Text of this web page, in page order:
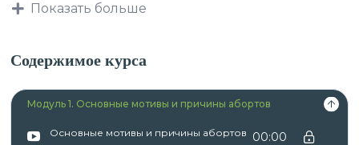
программ допускаются:
лица, имеющие среднее
образование;
Показать больше
Содержимое курса
Модуль 1. Основные мотивы и причины абортов
Основные мотивы и причины абортов 00:00